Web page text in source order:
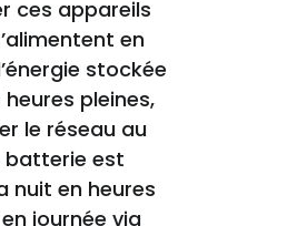
ces appareils
en
stockée
pleines,
le réseau au
batterie est
nuit en heures
journée via